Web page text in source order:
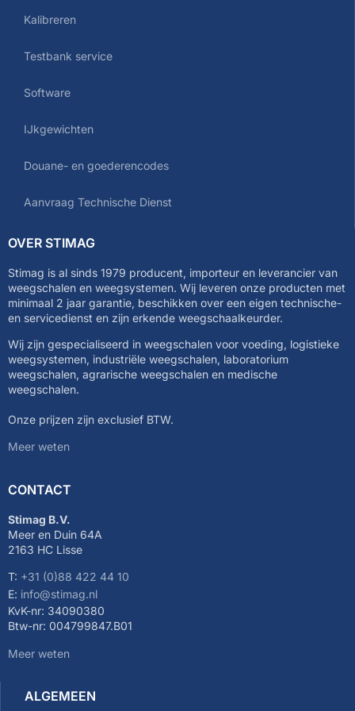
Kalibreren
Testbank service
Software
IJkgewichten
Douane- en goederencodes
Aanvraag Technische Dienst
OVER STIMAG
Stimag is al sinds 1979 producent, importeur en leverancier van
weegschalen en weegsystemen. Wij leveren onze producten met
minimaal 2 jaar garantie, beschikken over een eigen technische-
en servicedienst en zijn erkende weegschaalkeurder.
Wij zijn gespecialiseerd in weegschalen voor voeding, logistieke
weegsystemen, industriële weegschalen, laboratorium
weegschalen, agrarische weegschalen en medische
weegschalen.
Onze prijzen zijn exclusief BTW.
Meer weten
CONTACT
Stimag B.V.
Meer en Duin 64A
2163 HC Lisse
T: +31 (0)88 422 44 10
E: info@stimag.nl
KvK-nr: 34090380
Btw-nr: 004799847.B01
Meer weten
ALGEMEEN